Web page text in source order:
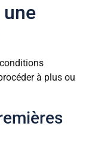
à plus ou